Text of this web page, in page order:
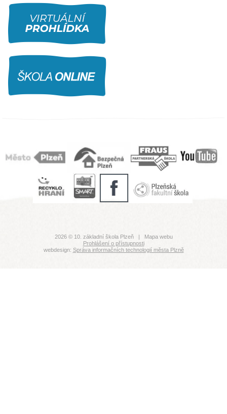
2026 © 10. základní škola Plzeň |
Mapa webu
Prohlášení o přístupnosti
webdesign: Správa informačních technologií města Plzně